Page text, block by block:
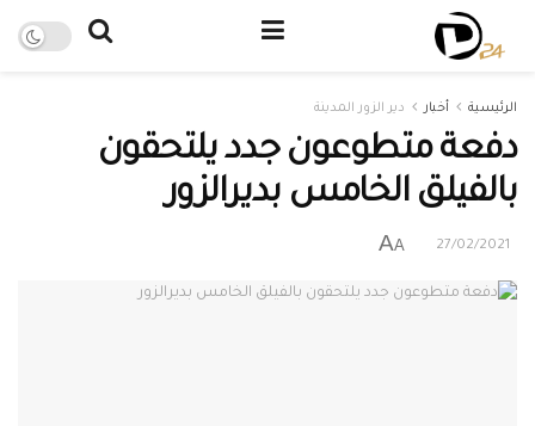
الرئيسية أخبار دير الزور المدينة
دفعة متطوعون جدد يلتحقون
بالفيلق الخامس بديرالزور
27/02/2021
A
A